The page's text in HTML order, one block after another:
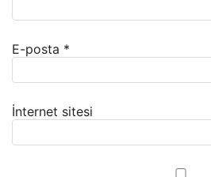
E-posta *
İnternet sitesi